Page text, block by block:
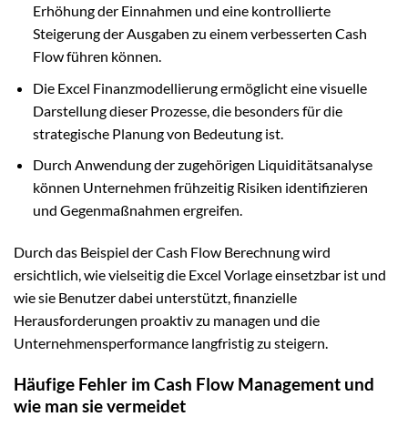
Erhöhung der Einnahmen und eine kontrollierte
Steigerung der Ausgaben zu einem verbesserten Cash
Flow führen können.
Die Excel Finanzmodellierung ermöglicht eine visuelle
Darstellung dieser Prozesse, die besonders für die
strategische Planung von Bedeutung ist.
Durch Anwendung der zugehörigen Liquiditätsanalyse
können Unternehmen frühzeitig Risiken identifizieren
und Gegenmaßnahmen ergreifen.
Durch das Beispiel der Cash Flow Berechnung wird
ersichtlich, wie vielseitig die Excel Vorlage einsetzbar ist und
wie sie Benutzer dabei unterstützt, finanzielle
Herausforderungen proaktiv zu managen und die
Unternehmensperformance langfristig zu steigern.
Häufige Fehler im Cash Flow Management und
wie man sie vermeidet